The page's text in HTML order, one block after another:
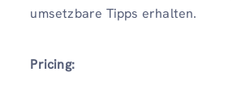
umsetzbare Tipps erhalten.
Pricing: